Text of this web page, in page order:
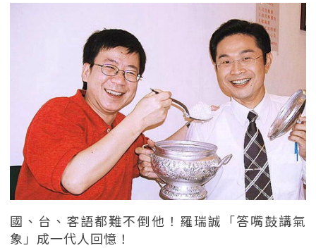
國、台、客語都難不倒他！羅瑞誠「答嘴鼓講氣
象」成一代人回憶！